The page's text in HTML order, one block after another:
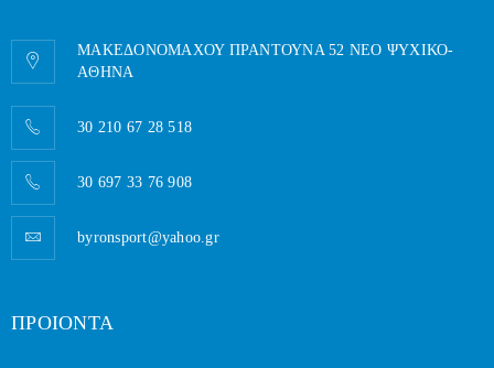
ΜΑΚΕΔΟΝΟΜΑΧΟΥ ΠΡΑΝΤΟΥΝΑ 52 ΝΕΟ ΨΥΧΙΚΟ-
AΘΗΝΑ
30 210 67 28 518
30 697 33 76 908
byronsport@yahoo.gr
ΠΡΟΙΟΝΤΑ